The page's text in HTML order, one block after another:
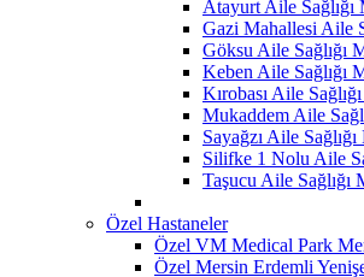
Atayurt Aile Sağlığı
Gazi Mahallesi Aile
Göksu Aile Sağlığı
Keben Aile Sağlığı
Kırobası Aile
Mukaddem Aile
Sayağzı Aile
Silifke 1 Nolu Aile
Taşucu Aile Sağlığı
Özel Hastaneler
Özel VM Medical Park
Özel Mersin Erdemli